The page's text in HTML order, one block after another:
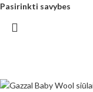
Pasirinkti savybes